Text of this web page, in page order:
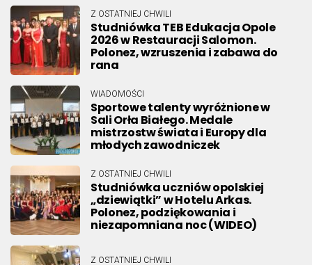
Z OSTATNIEJ CHWILI
Studniówka TEB Edukacja Opole
2026 w Restauracji Salomon.
Polonez, wzruszenia i zabawa do
rana
WIADOMOŚCI
Sportowe talenty wyróżnione w
Sali Orła Białego. Medale
mistrzostw świata i Europy dla
młodych zawodniczek
Z OSTATNIEJ CHWILI
Studniówka uczniów opolskiej
„dziewiątki” w Hotelu Arkas.
Polonez, podziękowania i
niezapomniana noc (WIDEO)
Z OSTATNIEJ CHWILI